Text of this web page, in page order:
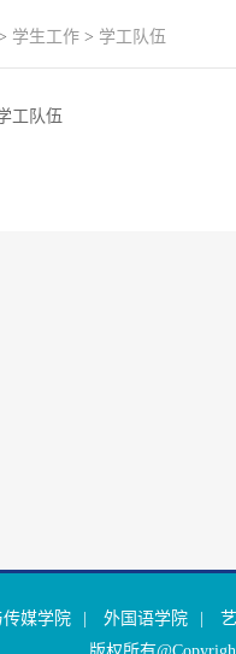
学生工作 > 学工队伍
工队伍
媒学院 外国语学院